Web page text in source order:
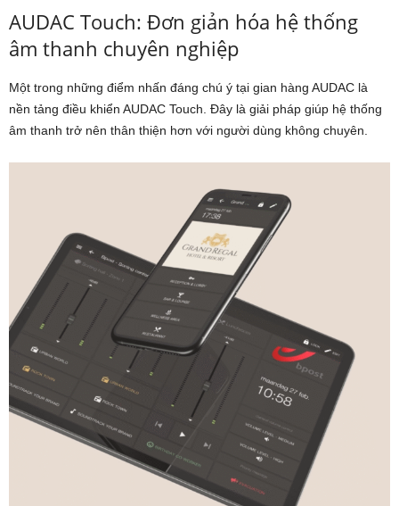
AUDAC Touch: Đơn giản hóa hệ thống
âm thanh chuyên nghiệp
Một trong những điểm nhấn đáng chú ý tại gian hàng AUDAC là
nền tảng điều khiển AUDAC Touch . Đây là giải pháp giúp hệ thống
âm thanh trở nên thân thiện hơn với người dùng không chuyên.